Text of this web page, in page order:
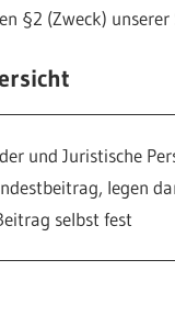
§2 (Zweck) unserer
und Juristische
legen
selbst fest